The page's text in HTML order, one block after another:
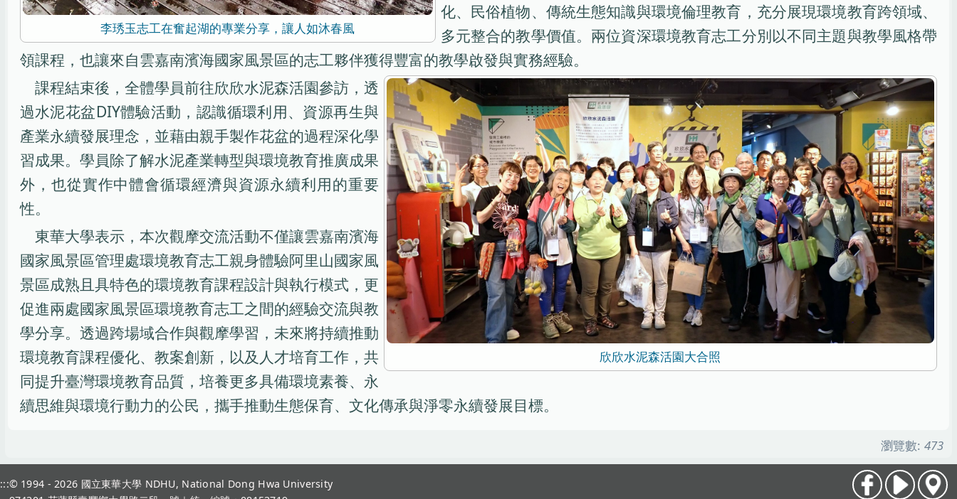
李琇玉志工在奮起湖的專業分享，讓人如沐春風
化、民俗植物、傳統生態知識與環境倫理教育，充分展現環境教育跨領域、
多元整合的教學價值。兩位資深環境教育志工分別以不同主題與教學風格帶
領課程，也讓來自雲嘉南濱海國家風景區的志工夥伴獲得豐富的教學啟發與實務經驗。
欣欣水泥森活園大合照
課程結束後，全體學員前往欣欣水泥森活園參訪，透
過水泥花盆DIY體驗活動，認識循環利用、資源再生與
產業永續發展理念，並藉由親手製作花盆的過程深化學
習成果。學員除了解水泥產業轉型與環境教育推廣成果
外，也從實作中體會循環經濟與資源永續利用的重要
性。
東華大學表示，本次觀摩交流活動不僅讓雲嘉南濱海
國家風景區管理處環境教育志工親身體驗阿里山國家風
景區成熟且具特色的環境教育課程設計與執行模式，更
促進兩處國家風景區環境教育志工之間的經驗交流與教
學分享。透過跨場域合作與觀摩學習，未來將持續推動
環境教育課程優化、教案創新，以及人才培育工作，共
同提升臺灣環境教育品質，培養更多具備環境素養、永
續思維與環境行動力的公民，攜手推動生態保育、文化傳承與淨零永續發展目標。
瀏覽數: 473
:::© 1994 - 2026 國立東華大學 NDHU, National Dong Hwa University